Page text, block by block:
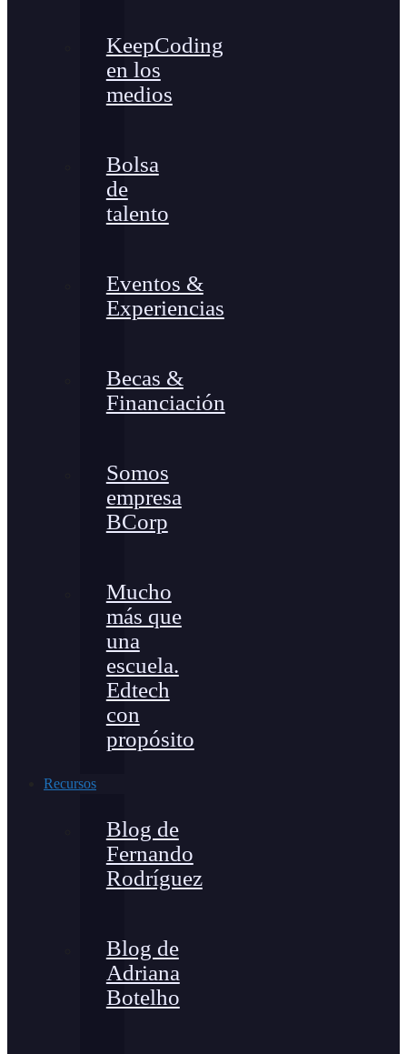
KeepCoding
en los
medios
Bolsa
de
talento
Eventos &
Experiencias
Becas &
Financiación
Somos
empresa
BCorp
Mucho
más que
una
escuela.
Edtech
con
propósito
Recursos
Blog de
Fernando
Rodríguez
Blog de
Adriana
Botelho